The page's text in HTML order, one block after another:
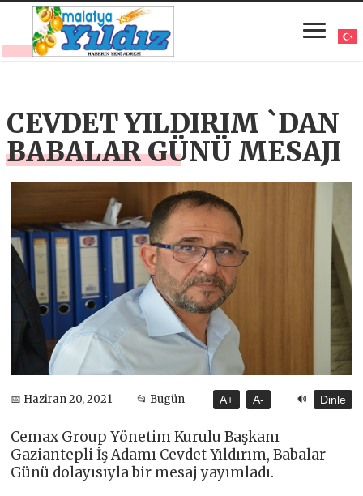
CEVDET YILDIRIM `DAN
BABALAR GÜNÜ MESAJI
📅 Haziran 20, 2021 📂 Bugün A+ A- 🔊 Dinle
Cemax Group Yönetim Kurulu Başkanı
Gaziantepli İş Adamı Cevdet Yıldırım, Babalar
Günü dolayısıyla bir mesaj yayımladı.